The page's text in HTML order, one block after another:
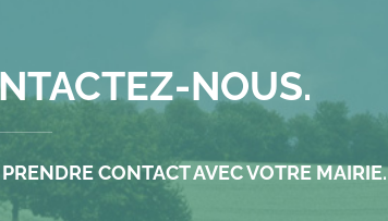
NOUS.
CONTACT AVEC VOTRE MAIRIE.